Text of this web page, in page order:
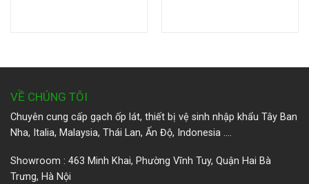
VỀ CHÚNG TÔI
Chuyên cung cấp gạch ốp lát, thiết bị vệ sinh nhập khẩu Tây Ban
Nha, Italia, Malaysia, Thái Lan, Ấn Độ, Indonesia ….
Showroom : 463 Minh Khai, Phường Vĩnh Tuy, Quận Hai Bà
Trưng, Hà Nội